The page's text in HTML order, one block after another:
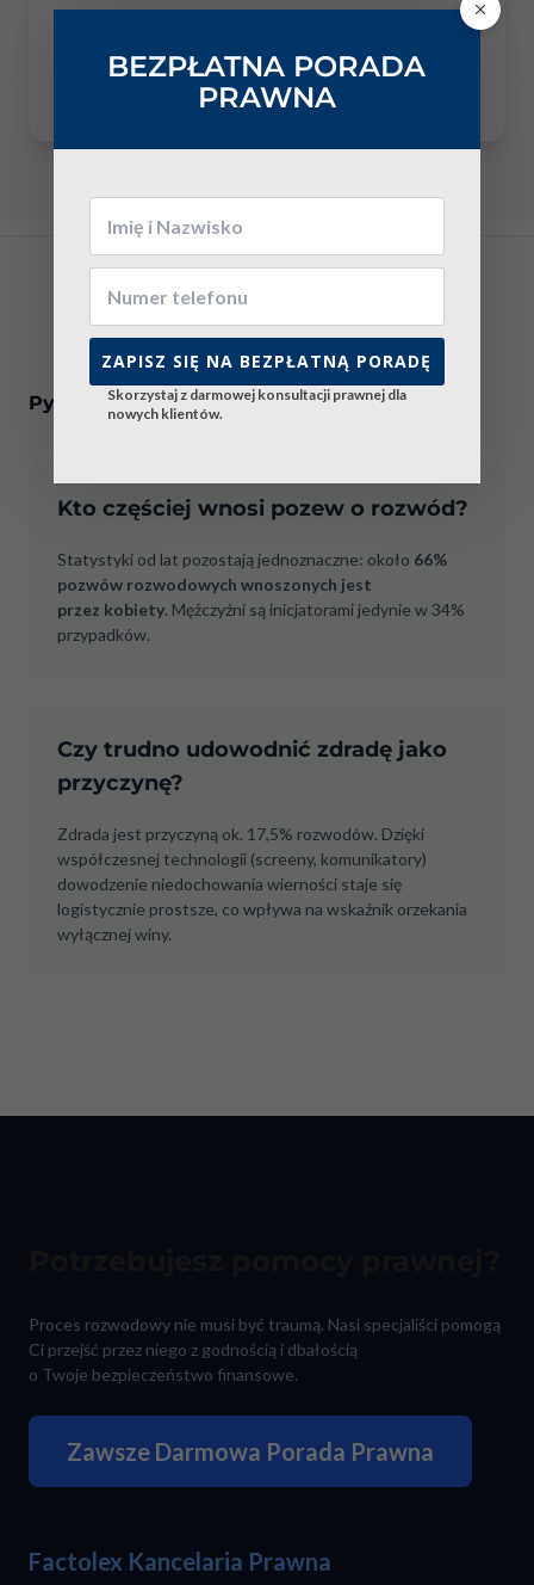
W 2024 r. ponad 32 tys. orzeczeń dotyczyło par
wychowujących małoletnie dzieci.
Pytania i Odpowiedzi (FAQ)
Kto częściej wnosi pozew o rozwód?
Statystyki od lat pozostają jednoznaczne: około 66%
pozwów rozwodowych wnoszonych jest
przez kobiety. Mężczyźni są inicjatorami jedynie w 34%
przypadków.
Czy trudno udowodnić zdradę jako
przyczynę?
Zdrada jest przyczyną ok. 17,5% rozwodów. Dzięki
współczesnej technologii (screeny, komunikatory)
dowodzenie niedochowania wierności staje się
logistycznie prostsze, co wpływa na wskaźnik orzekania
wyłącznej winy.
Proces rozwodowy nie musi być traumą. Nasi specjaliści pomogą
Ci przejść przez niego z godnością i dbałością
o Twoje bezpieczeństwo finansowe.
Zawsze Darmowa Porada Prawna
Factolex Kancelaria Prawna
BEZPŁATNA PORADA
PRAWNA
ZAPISZ SIĘ NA BEZPŁATNĄ PORADĘ
Skorzystaj z darmowej konsultacji prawnej dla
nowych klientów.